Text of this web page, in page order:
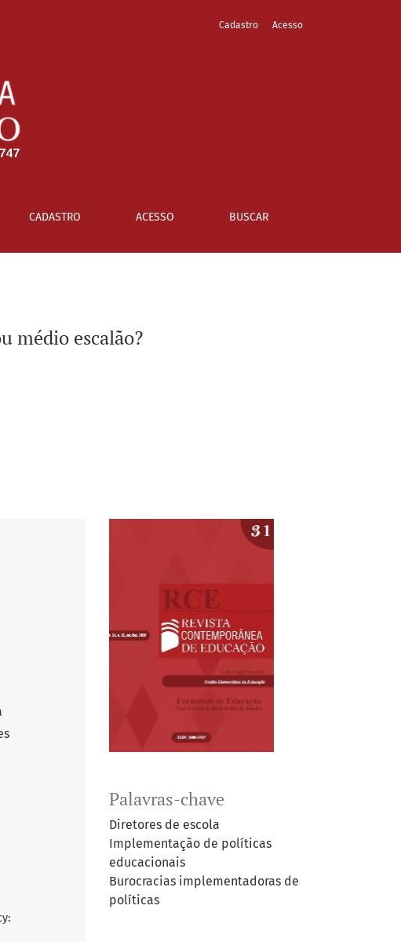
CADASTRO ACESSO BUSCAR
Cadastro Acesso
médio escalão?
Palavras-chave
Diretores de escola
Implementação de políticas
educacionais
Burocracias implementadoras de
políticas